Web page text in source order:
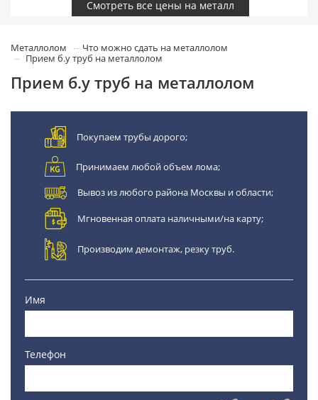
Смотреть все цены на металл
Металлолом
Что можно сдать на металлолом
Прием б.у труб на металлолом
Прием б.у труб на металлолом
Покупаем трубы дорого;
Принимаем любой объем лома;
Вывоз из любого района Москвы и области;
Мгновенная оплата наличными/на карту;
Производим демонтаж, резку труб.
Имя
Телефон